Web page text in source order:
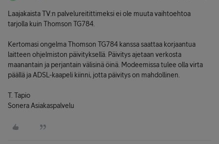
Laajakaista TV:n palvelureitittimeksi ei ole muuta vaihtoehtoa
tarjolla kuin Thomson TG784.
Kertomasi ongelma Thomson TG784 kanssa saattaa korjaantua
laitteen ohjelmiston päivityksellä. Päivitys ajetaan verkosta
maanantain ja perjantain välisinä öinä. Modeemissa tulee olla virta
päällä ja ADSL-kaapeli kiinni, jotta päivitys on mahdollinen.
T. Tapio
Sonera Asiakaspalvelu